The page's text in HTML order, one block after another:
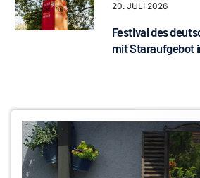
20. JULI 2026
Festival des
mit Staraufgebot